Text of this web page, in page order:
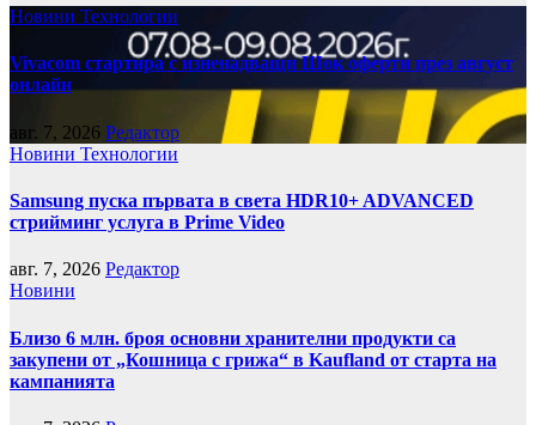
Новини Технологии
Vivacom стартира с изненадващи Шок оферти през август
онлайн
авг. 7, 2026 Редактор
Новини Технологии
Samsung пуска първата в света HDR10+ ADVANCED
стрийминг услуга в Prime Video
авг. 7, 2026 Редактор
Новини
Близо 6 млн. броя основни хранителни продукти са
закупени от „Кошница с грижа“ в Kaufland от старта на
кампанията